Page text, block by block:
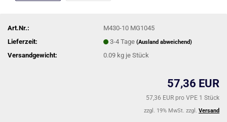
Art.Nr.:
M430-10 MG1045
Lieferzeit:
3-4 Tage(Ausland abweichend)
Versandgewicht: 0.09 kg je Stück
57,36 EUR
57,36 EUR pro VPE 1 Stück
zzgl. 19% MwSt. zzgl. Versand